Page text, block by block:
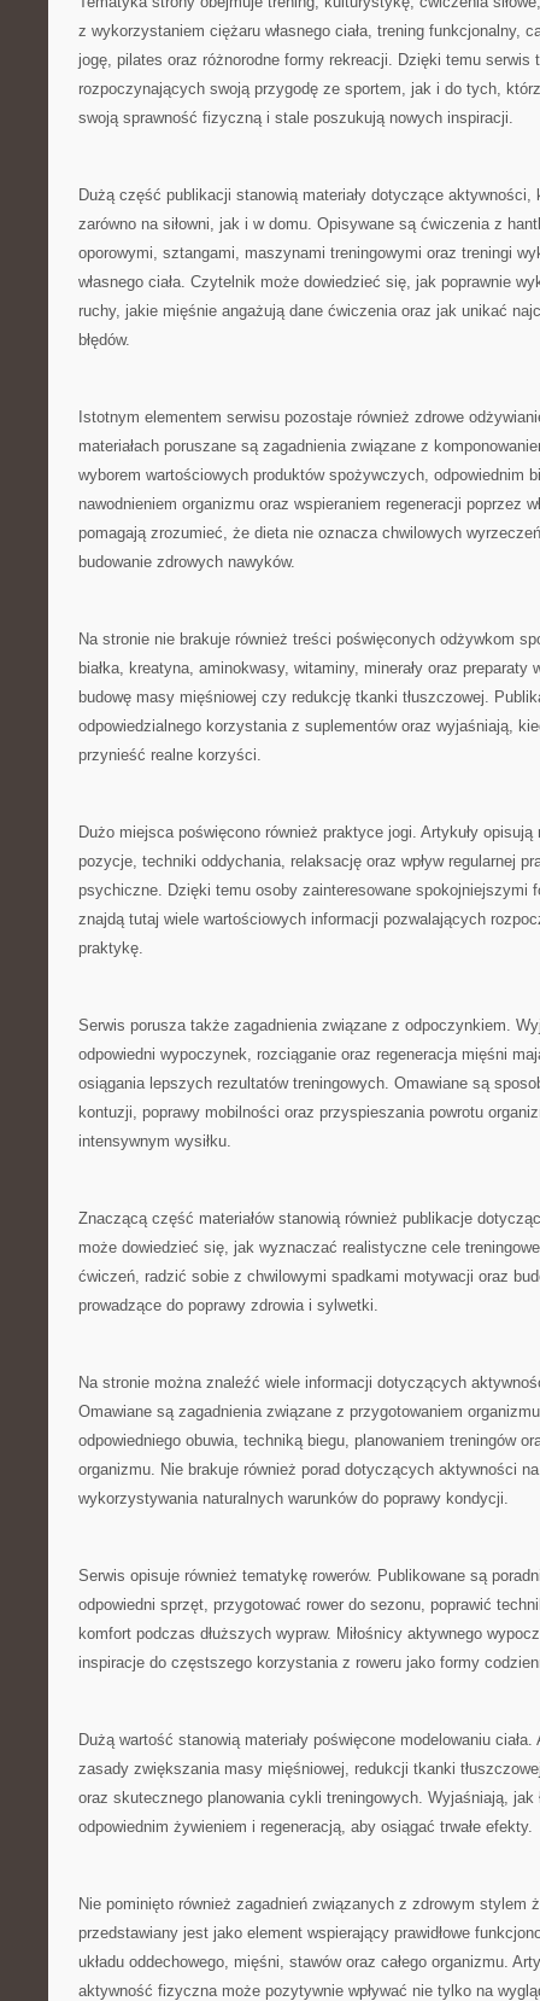
z wykorzystaniem ciężaru własnego ciała, trening funkcjonalny,
jogę, pilates oraz różnorodne formy rekreacji. Dzięki temu serwis
rozpoczynających swoją przygodę ze sportem, jak i do tych,
swoją sprawność fizyczną i stale poszukują nowych inspiracji.
Dużą część publikacji stanowią materiały dotyczące aktywności,
zarówno na siłowni, jak i w domu. Opisywane są ćwiczenia z
oporowymi, sztangami, maszynami treningowymi oraz treningi
własnego ciała. Czytelnik może dowiedzieć się, jak poprawnie
ruchy, jakie mięśnie angażują dane ćwiczenia oraz jak unikać
błędów.
Istotnym elementem serwisu pozostaje również zdrowe
materiałach poruszane są zagadnienia związane z
wyborem wartościowych produktów spożywczych, odpowiednim
nawodnieniem organizmu oraz wspieraniem regeneracji poprzez
pomagają zrozumieć, że dieta nie oznacza chwilowych
budowanie zdrowych nawyków.
Na stronie nie brakuje również treści poświęconych odżywkom
białka, kreatyna, aminokwasy, witaminy, minerały oraz preparaty
budowę masy mięśniowej czy redukcję tkanki tłuszczowej.
odpowiedzialnego korzystania z suplementów oraz wyjaśniają,
przynieść realne korzyści.
Dużo miejsca poświęcono również praktyce jogi. Artykuły
pozycje, techniki oddychania, relaksację oraz wpływ regularnej
psychiczne. Dzięki temu osoby zainteresowane spokojniejszymi
znajdą tutaj wiele wartościowych informacji pozwalających
praktykę.
Serwis porusza także zagadnienia związane z odpoczynkiem.
odpowiedni wypoczynek, rozciąganie oraz regeneracja mięśni
osiągania lepszych rezultatów treningowych. Omawiane są
kontuzji, poprawy mobilności oraz przyspieszania powrotu
intensywnym wysiłku.
Znaczącą część materiałów stanowią również publikacje
może dowiedzieć się, jak wyznaczać realistyczne cele
ćwiczeń, radzić sobie z chwilowymi spadkami motywacji oraz
prowadzące do poprawy zdrowia i sylwetki.
Na stronie można znaleźć wiele informacji dotyczących
Omawiane są zagadnienia związane z przygotowaniem
odpowiedniego obuwia, techniką biegu, planowaniem treningów
organizmu. Nie brakuje również porad dotyczących aktywności
wykorzystywania naturalnych warunków do poprawy kondycji.
Serwis opisuje również tematykę rowerów. Publikowane są
odpowiedni sprzęt, przygotować rower do sezonu, poprawić
komfort podczas dłuższych wypraw. Miłośnicy aktywnego
inspiracje do częstszego korzystania z roweru jako formy
Dużą wartość stanowią materiały poświęcone modelowaniu ciała.
zasady zwiększania masy mięśniowej, redukcji tkanki
oraz skutecznego planowania cykli treningowych. Wyjaśniają,
odpowiednim żywieniem i regeneracją, aby osiągać trwałe efekty.
Nie pominięto również zagadnień związanych z zdrowym stylem
przedstawiany jest jako element wspierający prawidłowe
układu oddechowego, mięśni, stawów oraz całego organizmu.
aktywność fizyczna może pozytywnie wpływać nie tylko na